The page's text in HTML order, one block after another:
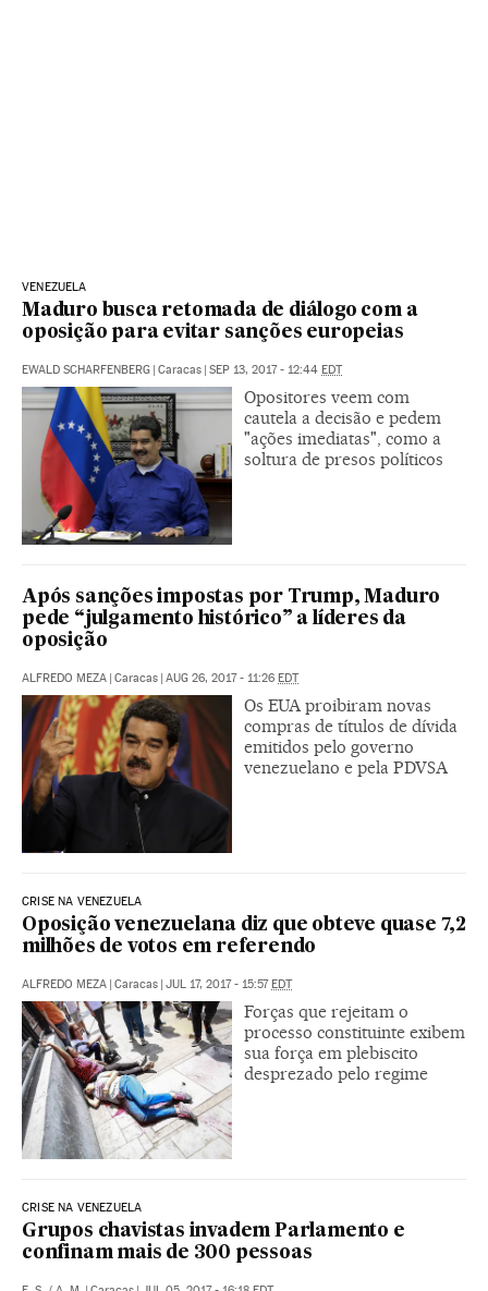
VENEZUELA
Maduro busca retomada de diálogo com a
oposição para evitar sanções europeias
EWALD SCHARFENBERG | Caracas | SEP 13, 2017 - 12:44 EDT
Opositores veem com
cautela a decisão e pedem
"ações imediatas", como a
soltura de presos políticos
Após sanções impostas por Trump, Maduro
pede “julgamento histórico” a líderes da
oposição
ALFREDO MEZA | Caracas | AUG 26, 2017 - 11:26 EDT
Os EUA proibiram novas
compras de títulos de dívida
emitidos pelo governo
venezuelano e pela PDVSA
CRISE NA VENEZUELA
Oposição venezuelana diz que obteve quase 7,2
milhões de votos em referendo
ALFREDO MEZA | Caracas | JUL 17, 2017 - 15:57EDT
Forças que rejeitam o
processo constituinte exibem
sua força em plebiscito
desprezado pelo regime
CRISE NA VENEZUELA
Grupos chavistas invadem Parlamento e
confinam mais de 300 pessoas